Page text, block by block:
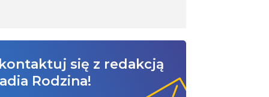
się z redakcją
Rodzina!